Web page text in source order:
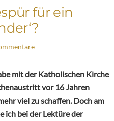
für ein
mit der Katholischen Kirche
vor 16 Jahren
viel zu schaffen. Doch am
ich bei der Lektüre der